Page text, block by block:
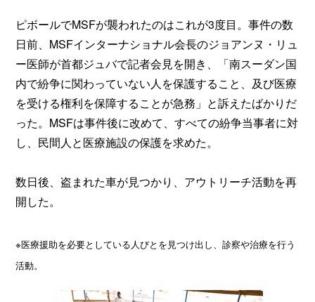
ピボールでMSFが襲われたのはこれが3度目。事件の数
日前、MSFインターナショナル会長のジョアンヌ・リュ
ー医師が首都ジュバで記者会見を開き、「南スーダン国
内で紛争に関わっていない人を保護すること、及び医療
を受ける権利を保障することが急務」と訴えたばかりだ
った。MSFは事件後に改めて、すべての紛争当事者に対
し、民間人と医療施設の保護を求めた。
数日後、盗まれた車が見つかり、アウトリーチ活動を再
開した。
※医療援助を必要としている人びとを見つけ出し、診察や治療を行う
活動。